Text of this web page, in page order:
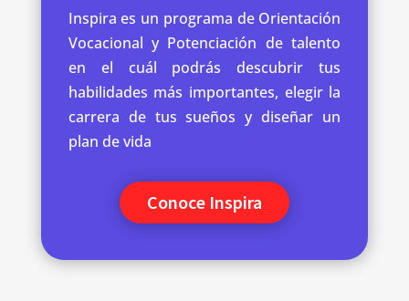
Inspira es un programa de Orientación
Vocacional y Potenciación de talento
en el cuál podrás descubrir tus
habilidades más importantes, elegir la
carrera de tus sueños y diseñar un
plan de vida
Conoce Inspira